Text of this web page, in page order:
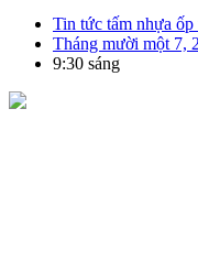
Tin tức tấm nhựa ốp
Tháng mười một 7,
9:30 sáng